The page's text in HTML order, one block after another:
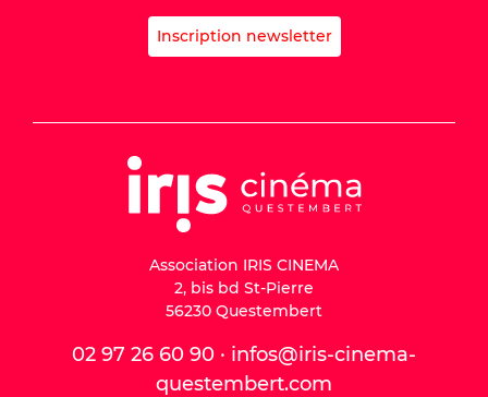
Inscription newsletter
Association IRIS CINEMA
2, bis bd St-Pierre
56230 Questembert
02 97 26 60 90 · infos@iris-cinema-
questembert.com